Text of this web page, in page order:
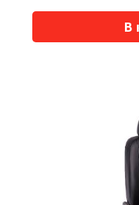
В